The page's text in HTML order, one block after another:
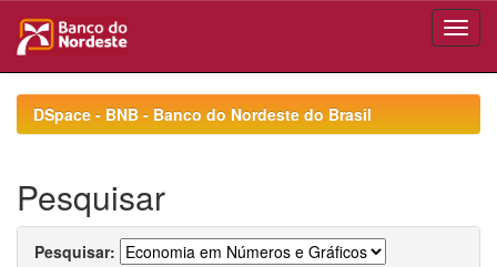
navigationDSpace - BNB - Banco do Nordeste do Brasil
Pesquisar
Pesquisar: